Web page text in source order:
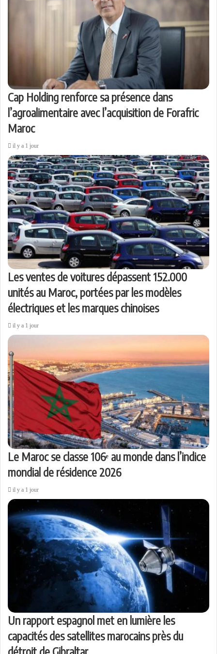
Cap Holding renforce sa présence dans
l’agroalimentaire avec l’acquisition de Forafric
Maroc
il y a 1 jour
Les ventes de voitures dépassent 152.000
unités au Maroc, portées par les modèles
électriques et les marques chinoises
il y a 1 jour
Le Maroc se classe 106ᵉ au monde dans l’indice
mondial de résidence 2026
il y a 1 jour
Un rapport espagnol met en lumière les
capacités des satellites marocains près du